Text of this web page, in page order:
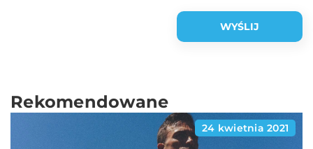
Rekomendowane
24 kwietnia 2021